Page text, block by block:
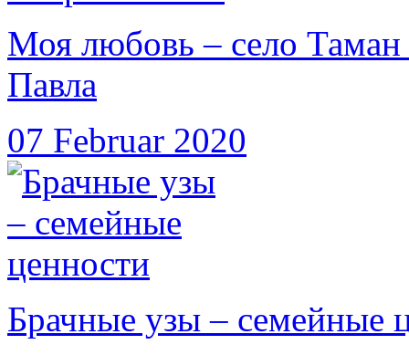
Моя любовь – село
Павла
07 Februar 2020
Брачные узы – семейные